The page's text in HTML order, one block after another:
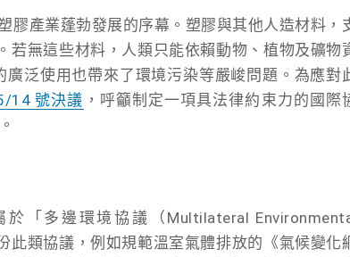
膠產業蓬勃發展的序幕。塑膠與其他人造材料，
無這些材料，人類只能依賴動物、植物及礦物
泛使用也帶來了環境污染等嚴峻問題。為應對
14 號決議 ，呼籲制定一項具法律約束力的國際
「多邊環境協議（Multilateral
類協議，例如規範溫室氣體排放的《氣候變化